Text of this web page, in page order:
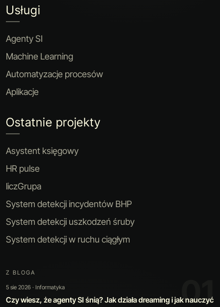
Usługi
Agenty SI
Machine Learning
Automatyzacje procesów
Aplikacje
Ostatnie projekty
Asystent księgowy
HR pulse
liczGrupa
System detekcji incydentów BHP
System detekcji uszkodzeń śruby
System detekcji w ruchu ciągłym
Z BLOGA 02
30 lip 2026 · Sztuczna inteligencja
Kiedy automatyzacja jest warta swojej ceny: jak zbudowaliśmy